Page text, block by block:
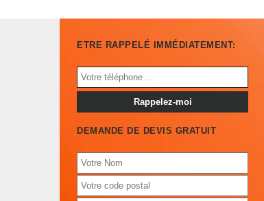
ETRE RAPPELÉ IMMÉDIATEMENT:
DEMANDE DE DEVIS GRATUIT